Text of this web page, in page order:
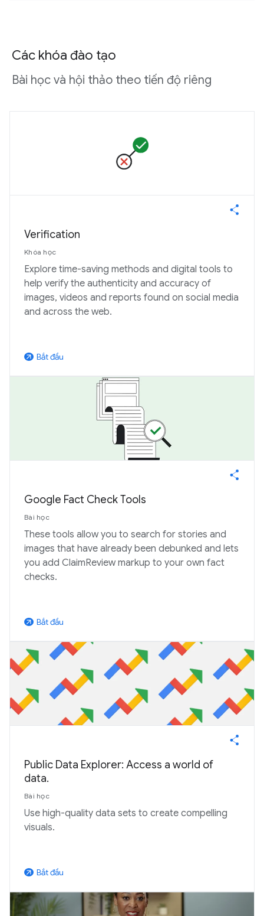
Các khóa đào tạo
Bài học và hội thảo theo tiến độ riêng
Verification
Khóa học
Explore time-saving methods and digital tools to
help verify the authenticity and accuracy of
images, videos and reports found on social media
and across the web.
arrow_outward Bắt đầu
Google Fact Check Tools
Bài học
These tools allow you to search for stories and
images that have already been debunked and lets
you add ClaimReview markup to your own fact
checks.
arrow_outward Bắt đầu
Public Data Explorer: Access a world of
data.
Bài học
Use high-quality data sets to create compelling
visuals.
arrow_outward Bắt đầu